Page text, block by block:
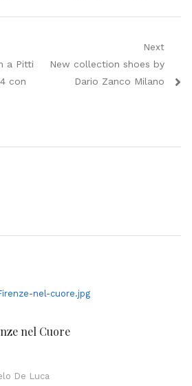
a Pitti
con
Next
Next
New collection shoes by
Dario Zanco Milano
nel Cuore
De Luca